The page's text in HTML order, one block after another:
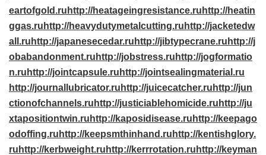
eartofgold.ru http://heatageingresistance.ru http://heatin
ggas.ru http://heavydutymetalcutting.ru http://jacketedw
all.ru http://japanesecedar.ru http://jibtypecrane.ru http://j
obabandonment.ru http://jobstress.ru http://jogformatio
n.ru http://jointcapsule.ru http://jointsealingmaterial.ru
http://journallubricator.ru http://juicecatcher.ru http://jun
ctionofchannels.ru http://justiciablehomicide.ru http://ju
xtapositiontwin.ru http://kaposidisease.ru http://keepago
odoffing.ru http://keepsmthinhand.ru http://kentishglory.
ru http://kerbweight.ru http://kerrrotation.ru http://keyman